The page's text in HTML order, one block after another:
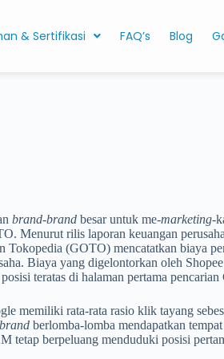
& Sertifikasi FAQ’s Blog
brand-brand besar untuk me-marketing-
Menurut rilis laporan keuangan
Tokopedia (GOTO) mencatatkan biaya
Biaya yang digelontorkan oleh
teratas di halaman pertama pencarian
memiliki rata-rata rasio klik tayang
brand berlomba-lomba mendapatkan
tetap berpeluang menduduki posisi